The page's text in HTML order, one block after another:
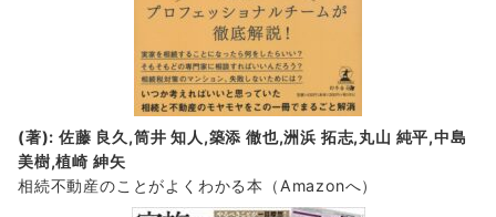
(著): 佐藤 良久,筒井 知人,築添 徹也,洲浜 拓志,丸山 純平,中島
美樹,植崎 紳矢
相続不動産のことがよくわかる本（Amazonへ）